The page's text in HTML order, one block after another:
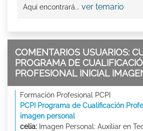
Aquí encontrará... ver temario
COMENTARIOS USUARIOS:
PROGRAMA DE
PROFESIONAL INICIAL
Formación Profesional PCPI
PCPI Programa de Cualificación
imagen personal
celia: Imagen Personal: Auxiliar en